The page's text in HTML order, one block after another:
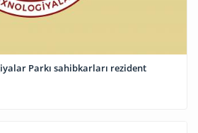
Parkı sahibkarları rezident